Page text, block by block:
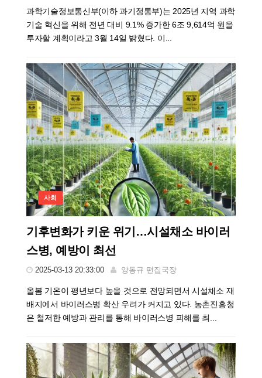
과학기술정보통신부(이하 과기정통부)는 2025년 지역 과학
기술 혁신을 위해 전년 대비 9.1% 증가한 6조 9,614억 원을
투자할 계획이라고 3월 14일 밝혔다. 이...
사회
기후변화가 키운 위기…시설채소 바이러
스병, 예방이 최선
2025-03-13 20:33:00 양동규 편집국장
올봄 기온이 평년보다 높을 것으로 전망되면서 시설채소 재
배지에서 바이러스병 확산 우려가 커지고 있다. 농촌진흥청
은 철저한 예방과 관리를 통해 바이러스병 피해를 최...